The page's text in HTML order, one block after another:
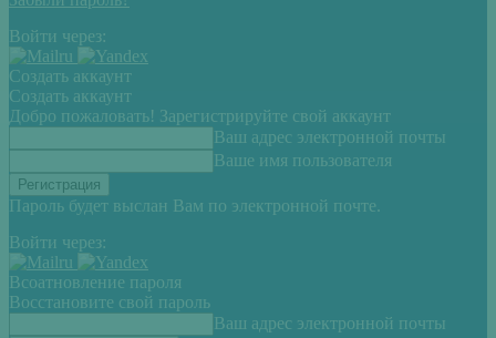
Войти через:
Создать аккаунт
Создать аккаунт
Добро пожаловать! Зарегистрируйте свой аккаунт
Ваш адрес электронной почты
Ваше имя пользователя
Пароль будет выслан Вам по электронной почте.
Войти через:
Всоатновление пароля
Восстановите свой пароль
Ваш адрес электронной почты